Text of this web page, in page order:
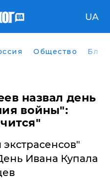
UA
Общество
назвал день
войны":
Ивана Купала